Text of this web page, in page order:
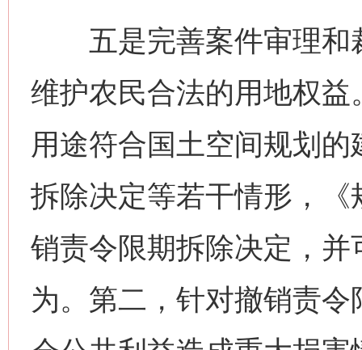
五是完善案件审理和
维护农民合法的用地权
用途符合国土空间规划
拆除决定等若干情形，
销责令限期拆除决定，
为。第二，针对撤销责